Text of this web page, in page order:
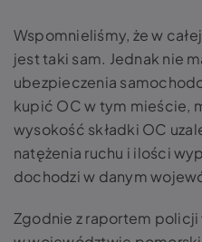
Wspomnieliśmy, że w
jest taki sam. Jednak nie
ubezpieczenia
kupić OC w tym mieście,
wysokość składki OC
natężenia ruchu i ilości
dochodzi w danym
Zgodnie z raportem